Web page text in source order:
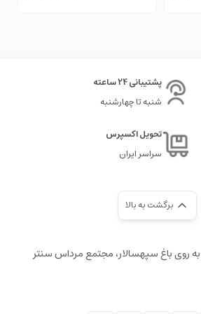
پشتیبانی 24 ساعته
شنبه تا چهارشنبه
تحویل اکسپرس
سراسر ایران
برگشت به بالا
به روی باغ سپهسالار، مجتمع مرداس سنتر